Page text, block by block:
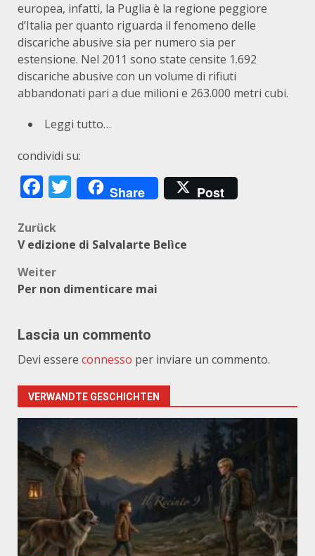
europea, infatti, la Puglia è la regione peggiore
d’Italia per quanto riguarda il fenomeno delle
discariche abusive sia per numero sia per
estensione. Nel 2011 sono state censite 1.692
discariche abusive con un volume di rifiuti
abbandonati pari a due milioni e 263.000 metri cubi.
Leggi tutto…
condividi su:
Facebook
Twitter
Share Post
Beitragsnavigation
Zurück
V edizione di Salvalarte Belìce
Weiter
Per non dimenticare mai
Lascia un commento
Devi essere connesso per inviare un commento.
VERWANDTE GESCHICHTEN